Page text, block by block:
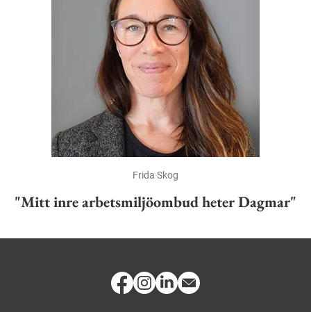
Frida Skog
"Mitt inre arbetsmiljöombud heter Dagmar"